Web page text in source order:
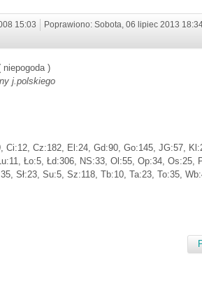
15:03 Poprawiono: Sobota, 06 lipiec 2013
)
j.polskiego
Cz:182, El:24, Gd:90, Go:145, JG:57,
Ło:5, Łd:306, NS:33, Ol:55, Op:34, Os:25,
Sł:23, Su:5, Sz:118, Tb:10, Ta:23, To:35,